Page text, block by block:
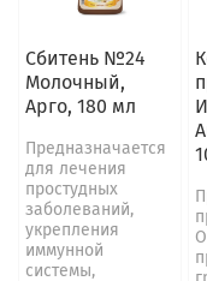
Сбитень №24
Молочный,
Арго, 180 мл
Предназначается
для лечения
простудных
заболеваний,
укрепления
иммунной
системы,